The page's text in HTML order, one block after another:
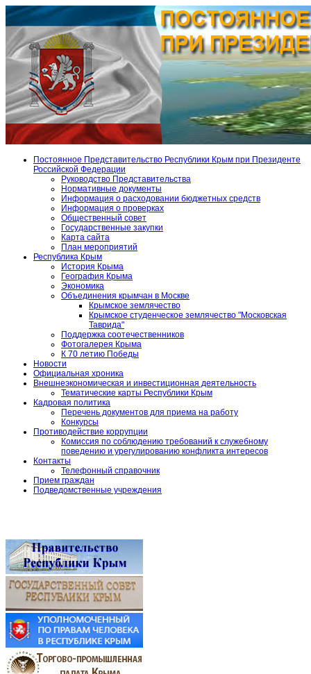
Постоянное Представительство Республики Крым при Президенте
Российской Федерации
Руководство Представительства
Нормативные документы
Информация о расходовании бюджетных средств
Информация о проверках
Общественный совет
Государственные закупки
Карта сайта
План мероприятий
Республика Крым
История Крыма
География Крыма
Экономика
Объединения крымчан в Москве
Крымское землячество
Крымское студенческое землячество "Московская
Таврида"
Поддержка соотечественников
Фотогалерея Крыма
К 70 летию Победы
Новости
Официальная хроника
Внешнеэкономическая и инвестиционная деятельность
Тематические карты Республики Крым
Кадровая политика
Перечень документов для приема на работу
Конкурсы
Противодействие коррупции
Комиссия по соблюдению требований к служебному
поведению и урегулированию конфликта интересов
Контакты
Телефонный справочник
Прием граждан
Подведомственные учреждения